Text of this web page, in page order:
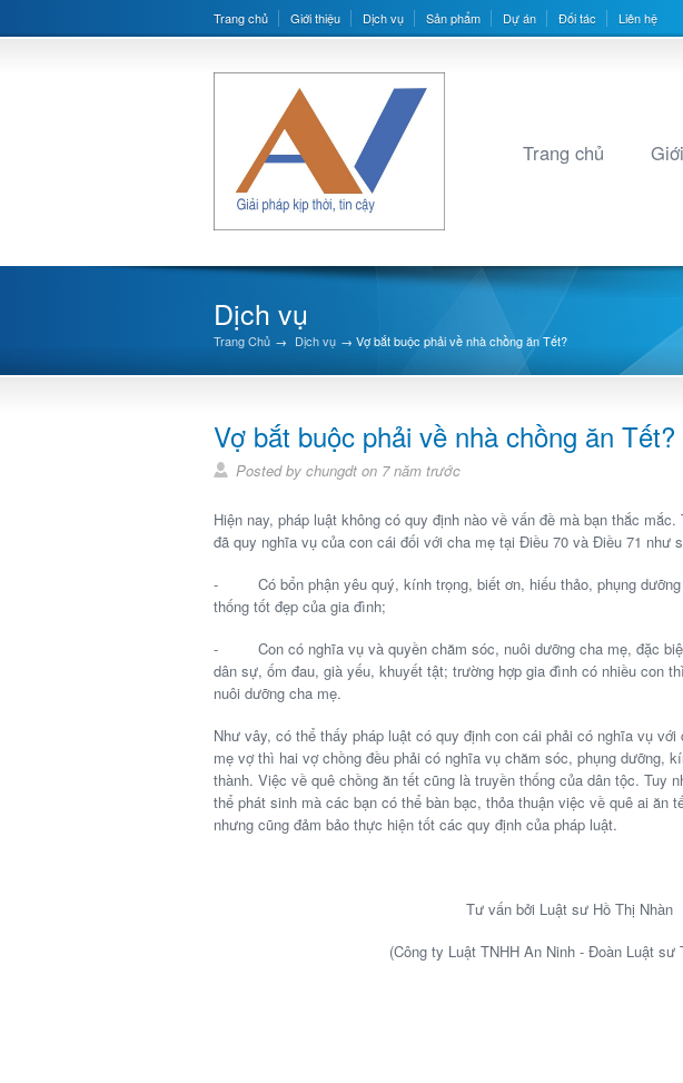
Trang chủ Giới thiệu Dịch vụ Sản phẩm Dự án Đối tác Liên hệ
Trang chủ
Dịch vụ
Trang Chủ → Dịch vụ → Vợ bắt buộc phải về nhà chồng ăn Tết?
Vợ bắt buộc phải về nhà chồng ăn Tết?
Posted by chungdt on 7 năm trước
Hiện nay, pháp luật không có quy định nào về vấn đề mà bạn thắc
đã quy nghĩa vụ của con cái đối với cha mẹ tại Điều 70 và Điều 71 như
- Có bổn phận yêu quý, kính trọng, biết ơn, hiếu thảo, phụng dưỡng
thống tốt đẹp của gia đình;
- Con có nghĩa vụ và quyền chăm sóc, nuôi dưỡng cha mẹ, đặc
dân sự, ốm đau, già yếu, khuyết tật; trường hợp gia đình có nhiều con
nuôi dưỡng cha mẹ.
Như vây, có thể thấy pháp luật có quy định con cái phải có nghĩa vụ
mẹ vợ thì hai vợ chồng đều phải có nghĩa vụ chăm sóc, phụng dưỡng,
thành. Việc về quê chồng ăn tết cũng là truyền thống của dân tộc. Tuy
thể phát sinh mà các bạn có thể bàn bạc, thỏa thuận việc về quê ai ăn
nhưng cũng đảm bảo thực hiện tốt các quy định của pháp luật.
Tư vấn bởi Luật sư Hồ Thị Nhàn
(Công ty Luật TNHH An Ninh - Đoàn Luật sư